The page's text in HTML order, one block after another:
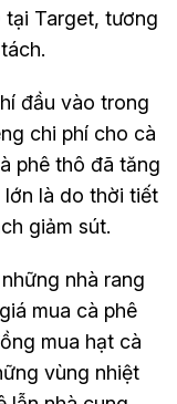
tại Target, tương
đầu vào trong
chi phí cho cà
phê thô đã tăng
lớn là do thời tiết
giảm sút.
nhà rang
mua cà phê
mua hạt cà
vùng nhiệt